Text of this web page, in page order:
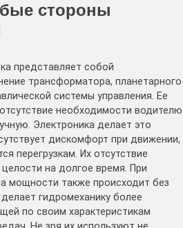
стороны
представляет собой
трансформатора, планетарного
системы управления. Ее
необходимости водителю
Электроника делает это
дискомфорт при движении,
перегрузкам. Их отсутствие
на долгое время. При
мощности также происходит без
гидромеханику более
по своим характеристикам